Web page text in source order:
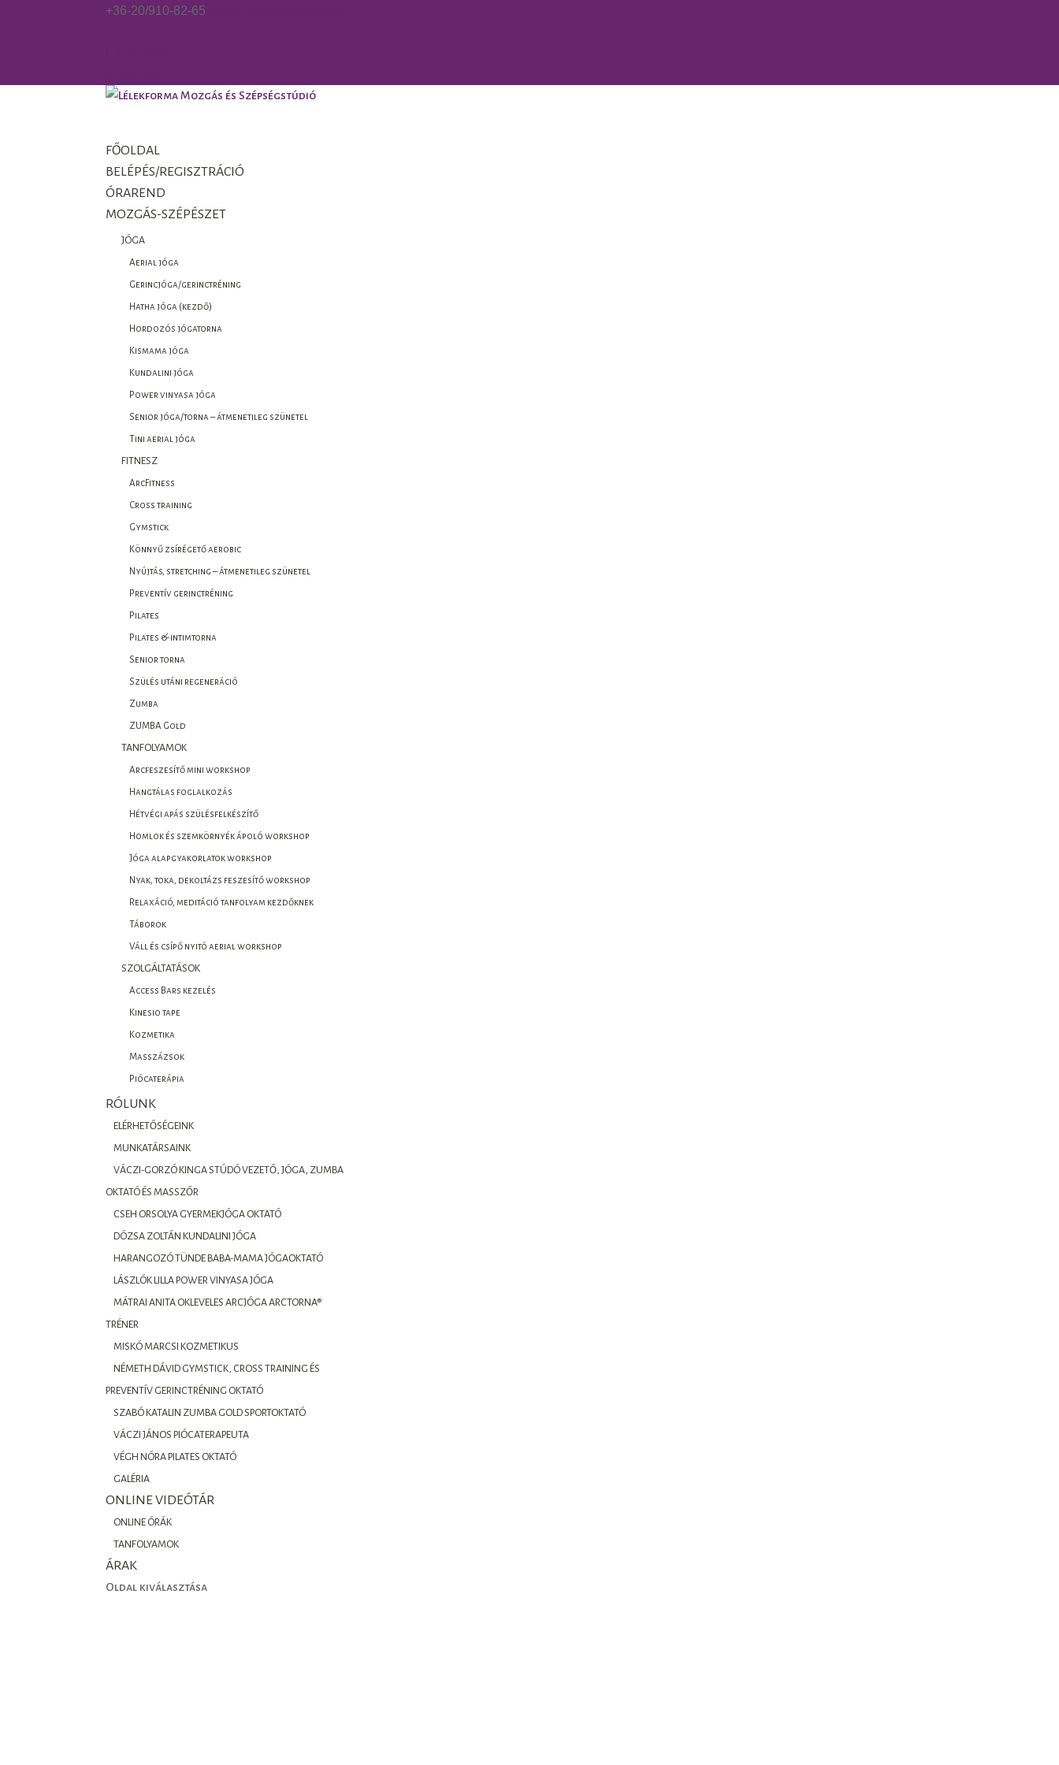
+36-20/910-82-65
FŐOLDAL
BELÉPÉS/REGISZTRÁCIÓ
ÓRAREND
MOZGÁS-SZÉPÉSZET
JÓGA
Aerial jóga
Gerincjóga/gerinctréning
Hatha jóga (kezdő)
Hordozós jógatorna
Kismama jóga
Kundalini jóga
Power vinyasa jóga
Senior jóga/torna – átmenetileg szünetel
Tini aerial jóga
FITNESZ
ArcFitness
Cross training
Gymstick
Könnyű zsírégető aerobic
Nyújtás, stretching – átmenetileg szünetel
Preventív gerinctréning
Pilates
Pilates & intimtorna
Senior torna
Szülés utáni regeneráció
Zumba
ZUMBA Gold
TANFOLYAMOK
Arcfeszesítő mini workshop
Hangtálas foglalkozás
Hétvégi apás szülésfelkészítő
Homlok és szemkörnyék ápoló workshop
Jóga alapgyakorlatok workshop
Nyak, toka, dekoltázs feszesítő workshop
Relaxáció, meditáció tanfolyam kezdőknek
Táborok
Váll és csípő nyitó aerial workshop
SZOLGÁLTATÁSOK
Access Bars kezelés
Kinesio tape
Kozmetika
Masszázsok
Piócaterápia
RÓLUNK
ELÉRHETŐSÉGEINK
MUNKATÁRSAINK
VÁCZI-GORZÓ KINGA STÚDÓ VEZETŐ, JÓGA, ZUMBA
OKTATÓ ÉS MASSZŐR
CSEH ORSOLYA GYERMEKJÓGA OKTATÓ
DÓZSA ZOLTÁN KUNDALINI JÓGA
HARANGOZÓ TÜNDE BABA-MAMA JÓGAOKTATÓ
LÁSZLÓK LILLA POWER VINYASA JÓGA
MÁTRAI ANITA OKLEVELES ARCJÓGA ARCTORNA®
TRÉNER
MISKÓ MARCSI KOZMETIKUS
NÉMETH DÁVID GYMSTICK, CROSS TRAINING ÉS
PREVENTÍV GERINCTRÉNING OKTATÓ
SZABÓ KATALIN ZUMBA GOLD SPORTOKTATÓ
VÁCZI JÁNOS PIÓCATERAPEUTA
VÉGH NÓRA PILATES OKTATÓ
GALÉRIA
ONLINE VIDEÓTÁR
ONLINE ÓRÁK
TANFOLYAMOK
ÁRAK
Oldal kiválasztása